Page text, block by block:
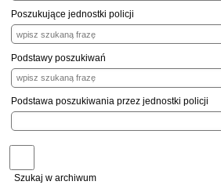
Poszukujące jednostki policji
Podstawy poszukiwań
Podstawa poszukiwania przez jednostki policji
Szukaj w archiwum